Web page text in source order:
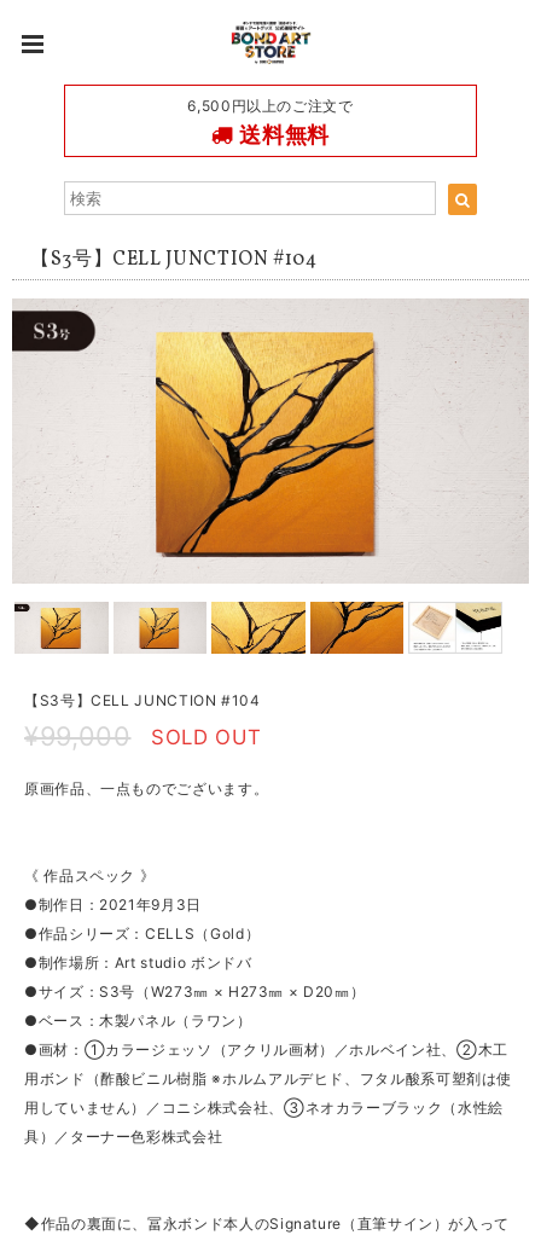
6,500円以上のご注文で
送料無料
【S3号】CELL JUNCTION #104
【S3号】CELL JUNCTION #104
¥99,000 SOLD OUT
原画作品、一点ものでございます。
《 作品スペック 》
●制作日：2021年9月3日
●作品シリーズ：CELLS（Gold）
●制作場所：Art studio ボンドバ
●サイズ：S3号（W273㎜ × H273㎜ × D20㎜）
●ベース：木製パネル（ラワン）
●画材：①カラージェッソ（アクリル画材）／ホルベイン社、②木工
用ボンド（酢酸ビニル樹脂 ※ホルムアルデヒド、フタル酸系可塑剤は使
用していません）／コニシ株式会社、③ネオカラーブラック（水性絵
具）／ターナー色彩株式会社
◆作品の裏面に、冨永ボンド本人のSignature（直筆サイン）が入って